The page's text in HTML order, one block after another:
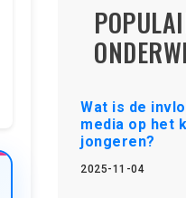
Wat is de
media op het
jongeren?
2025-11-04